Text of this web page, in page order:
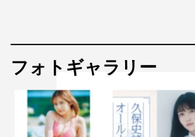
柳美稀
in AbemaTV『ふたりモノローグ』
フォトギャラリー